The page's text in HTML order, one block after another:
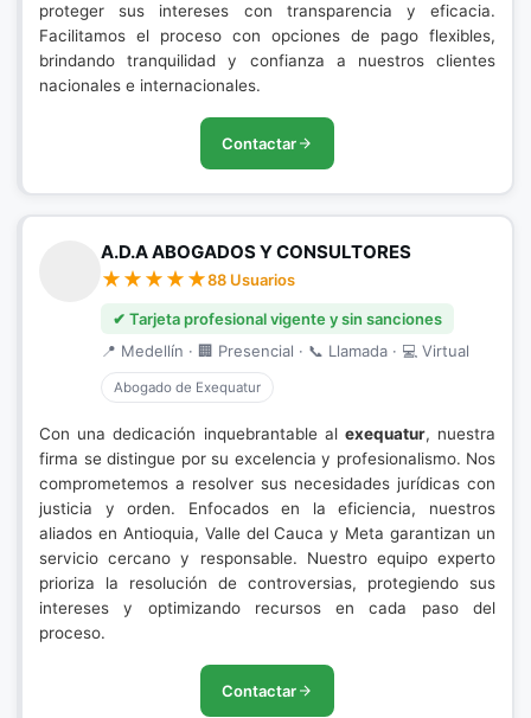
proteger sus intereses con transparencia y eficacia.
Facilitamos el proceso con opciones de pago flexibles,
brindando tranquilidad y confianza a nuestros clientes
nacionales e internacionales.
Contactar
A.D.A ABOGADOS Y CONSULTORES
88 Usuarios
✔ Tarjeta profesional vigente y sin sanciones
📍 Medellín · 🏢 Presencial · 📞 Llamada · 💻 Virtual
Abogado de Exequatur
Con una dedicación inquebrantable al exequatur, nuestra
firma se distingue por su excelencia y profesionalismo. Nos
comprometemos a resolver sus necesidades jurídicas con
justicia y orden. Enfocados en la eficiencia, nuestros
aliados en Antioquia, Valle del Cauca y Meta garantizan un
servicio cercano y responsable. Nuestro equipo experto
prioriza la resolución de controversias, protegiendo sus
intereses y optimizando recursos en cada paso del
proceso.
Contactar